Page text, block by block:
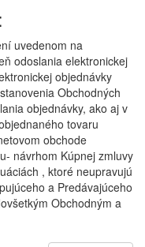
uvedenom na
odoslania elektronickej
objednávky
Obchodných
objednávky, ako aj v
tovaru
obchode
návrhom Kúpnej zmluvy
, ktoré neupravujú
a Predávajúceho
Obchodným a